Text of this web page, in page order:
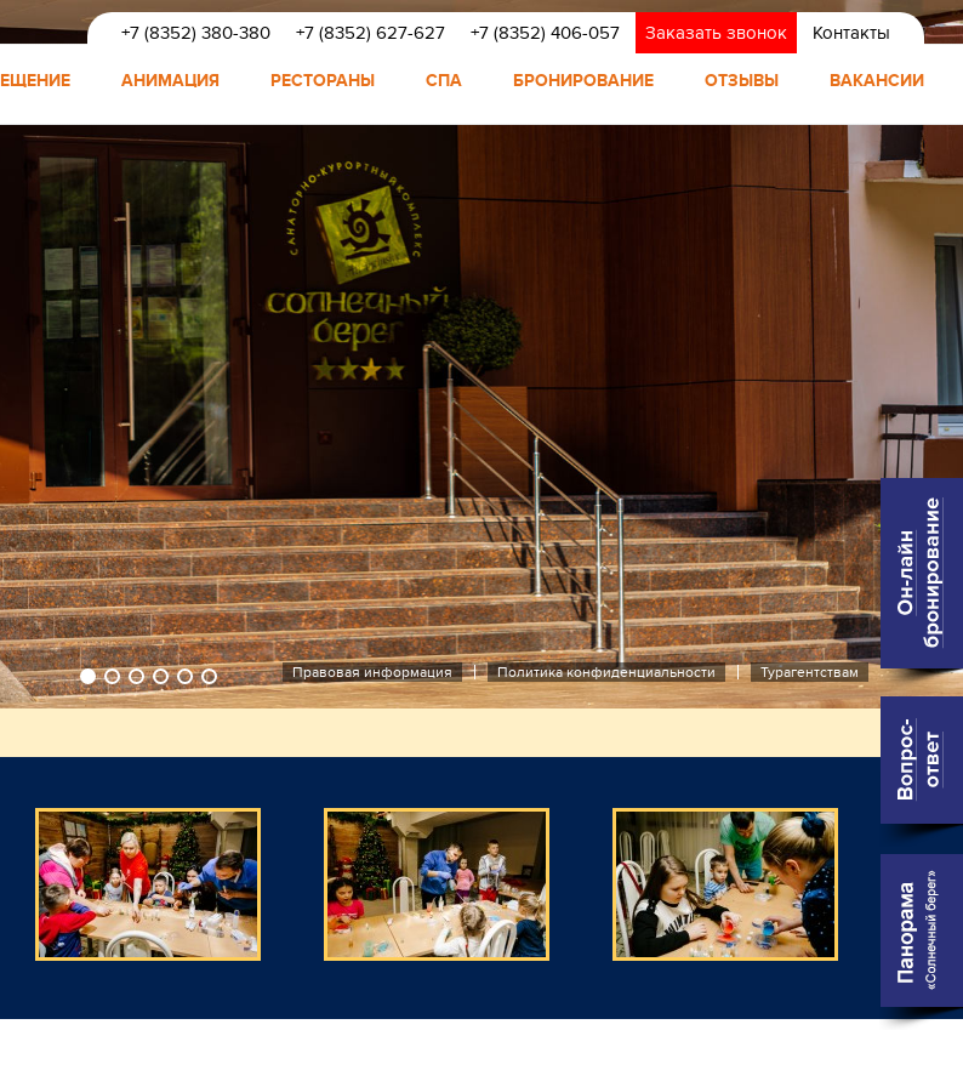
+7 (8352) 380-380 +7 (8352) 627-627 +7 (8352) 406-057 Заказать звонок Контакты
АНИМАЦИЯ РЕСТОРАНЫ СПА БРОНИРОВАНИЕ ОТЗЫВЫ ВАКАНСИИ
классы, пункт проката
и парковой зоной
Правовая информация Политика конфиденциальности Турагентствам